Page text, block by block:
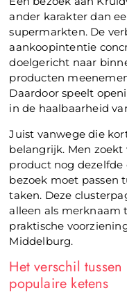
ander karakter dan
supermarkten. De
aankoopintentie
doelgericht naar
producten
Daardoor speelt
in de haalbaarheid
Juist vanwege die
belangrijk. Men
product nog dezelfde
bezoek moet passen
taken. Deze
alleen als merknaam
praktische
Middelburg.
Het verschil
populaire ketens